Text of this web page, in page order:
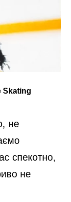
не
спекотно,
не